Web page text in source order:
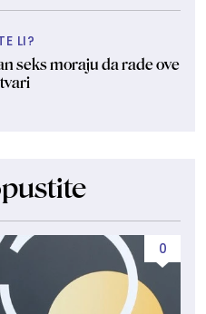
LI?
seks moraju da rade ove
0